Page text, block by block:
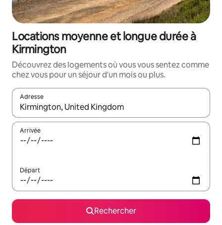
Locations moyenne et longue durée à
Kirmington
Découvrez des logements où vous vous sentez comme
chez vous pour un séjour d'un mois ou plus.
Adresse
Lorsque les résultats s'affichent, utilisez les flèches vers le
Arrivée
Départ
Rechercher